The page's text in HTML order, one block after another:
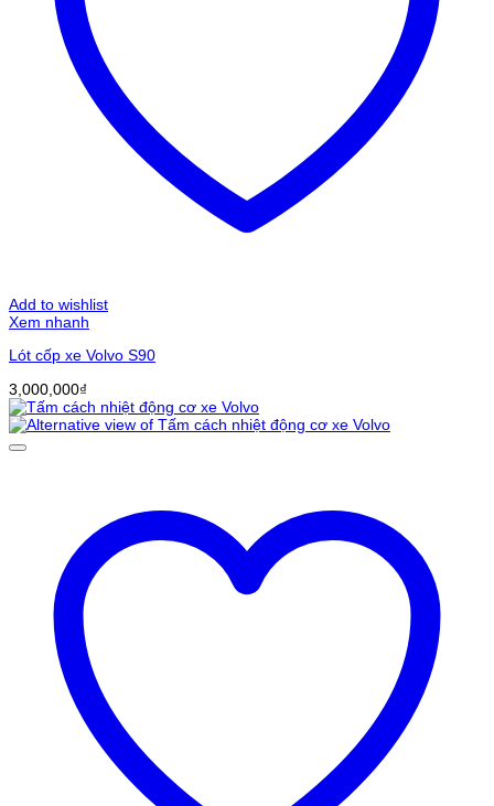
Add to wishlist
Xem nhanh
Lót cốp xe Volvo S90
3,000,000₫